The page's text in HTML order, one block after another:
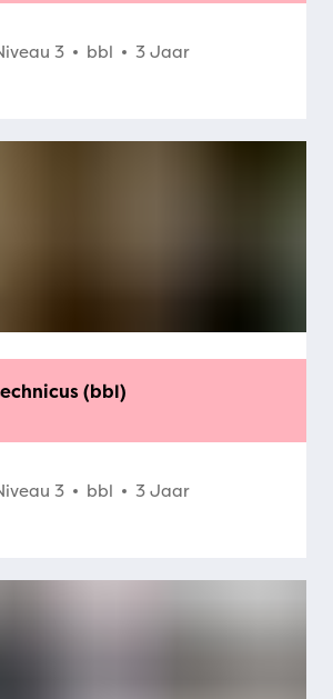
3 bbl 3 Jaar
(bbl)
3 bbl 3 Jaar